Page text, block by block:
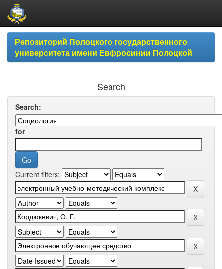
Skip
navigationРепозиторий Полоцкого государственного
университета имени Евфросинии Полоцкой
Search
Search:
for
Current filters: